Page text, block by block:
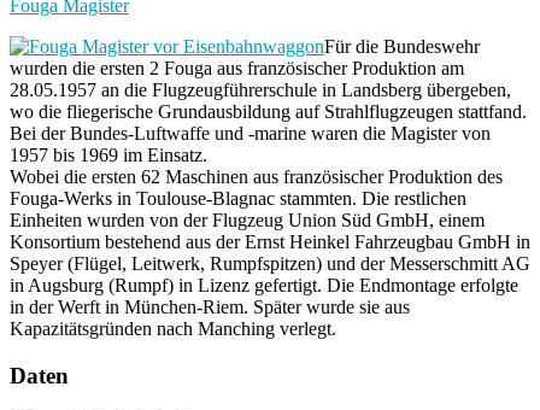
Fouga Magister
Für die Bundeswehr
wurden die ersten 2 Fouga aus französischer Produktion am
28.05.1957 an die Flugzeugführerschule in Landsberg übergeben,
wo die fliegerische Grundausbildung auf Strahlflugzeugen stattfand.
Bei der Bundes-Luftwaffe und -marine waren die Magister von
1957 bis 1969 im Einsatz.
Wobei die ersten 62 Maschinen aus französischer Produktion des
Fouga-Werks in Toulouse-Blagnac stammten. Die restlichen
Einheiten wurden von der Flugzeug Union Süd GmbH, einem
Konsortium bestehend aus der Ernst Heinkel Fahrzeugbau GmbH in
Speyer (Flügel, Leitwerk, Rumpfspitzen) und der Messerschmitt AG
in Augsburg (Rumpf) in Lizenz gefertigt. Die Endmontage erfolgte
in der Werft in München-Riem. Später wurde sie aus
Kapazitätsgründen nach Manching verlegt.
Daten